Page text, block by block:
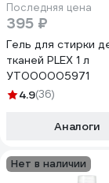
Последняя цена
395 ₽
Гель для стирки
тканей PLEX 1 л
УТ000005971
4.9(36)
Аналоги
Нет в наличии